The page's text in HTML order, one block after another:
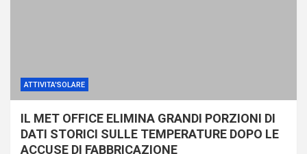
ATTIVITA'SOLARE
IL MET OFFICE ELIMINA GRANDI PORZIONI DI
DATI STORICI SULLE TEMPERATURE DOPO LE
ACCUSE DI FABBRICAZIONE